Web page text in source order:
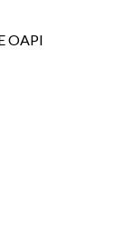
OAPI